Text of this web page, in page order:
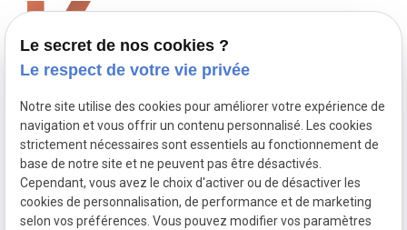
Kinésithérapeute
02 775 26 76
Lundi au jeudi : 9h - 19h
Vendredi : 9h - 18h
Le secret de nos cookies ?
Le respect de votre vie privée
Notre site utilise des cookies pour améliorer votre expérience de
navigation et vous offrir un contenu personnalisé. Les cookies
strictement nécessaires sont essentiels au fonctionnement de
base de notre site et ne peuvent pas être désactivés.
Cependant, vous avez le choix d'activer ou de désactiver les
cookies de personnalisation, de performance et de marketing
selon vos préférences. Vous pouvez modifier vos paramètres